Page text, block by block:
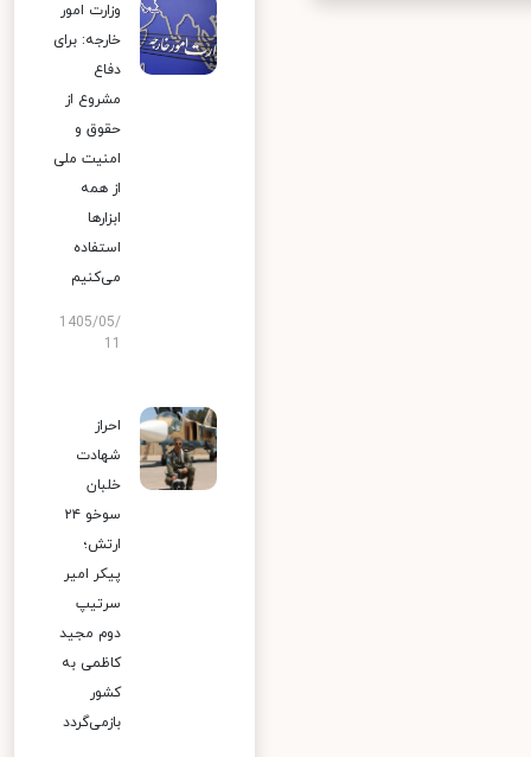
وزارت امور
خارجه: برای
دفاع
مشروع از
حقوق و
امنیت ملی
از همه
ابزارها
استفاده
می‌کنیم
1405/05/
احراز
شهادت
خلبان
سوخو ۲۴
ارتش؛
پیکر امیر
سرتیپ
دوم مجید
کاظمی به
کشور
بازمی‌گردد